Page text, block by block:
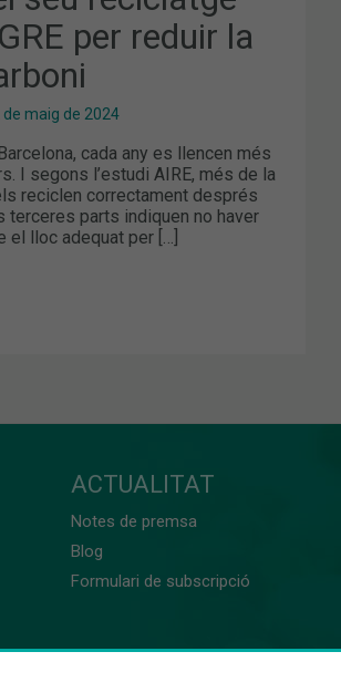
per reduir la
de maig de 2024
cada any es llencen més
I segons l’estudi AIRE, més de la
reciclen correctament després
terceres parts indiquen no haver
lloc adequat per […]
ACTUALITAT
Notes de premsa
Blog
Formulari de subscripció